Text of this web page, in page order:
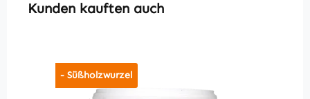
Produktgalerie überspringen
Kunden kauften auch
- Süßholzwurzel